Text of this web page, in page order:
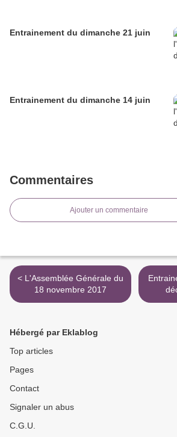
Entrainement du dimanche 21 juin
Entrainement du dimanche 14 juin
Commentaires
Ajouter un commentaire
< L'Assemblée Générale du
18 novembre 2017
Hébergé par Eklablog
Top articles
Pages
Contact
Signaler un abus
C.G.U.